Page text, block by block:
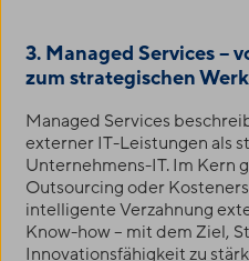
3. Managed Services –
zum strategischen
Managed Services
externer IT-Leistungen als
Unternehmens-IT. Im Kern
Outsourcing oder
intelligente Verzahnung
Know-how – mit dem Ziel,
Innovationsfähigkeit zu